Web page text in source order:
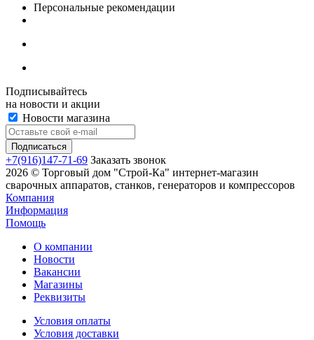
Персональные рекомендации
Подписывайтесь
на новости и акции
Новости магазина
+7(916)147-71-69 Заказать звонок
2026 © Торговый дом "Строй-Ка" интернет-магазин
сварочных аппаратов, станков, генераторов и компрессоров
Компания
Информация
Помощь
О компании
Новости
Вакансии
Магазины
Реквизиты
Условия оплаты
Условия доставки